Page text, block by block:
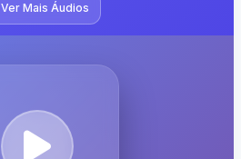
Ver Mais Áudios